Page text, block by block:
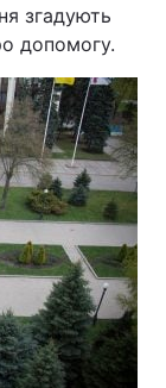
згадують
допомогу.